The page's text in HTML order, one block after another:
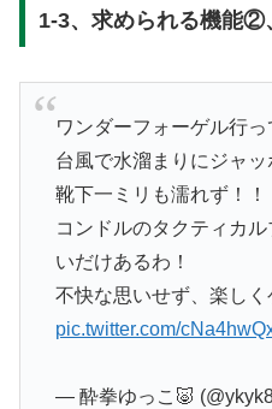
1-3、求められる機能②
ワンダーフォーゲル行っ
台風で水溜まりにジャ
靴下一ミリも濡れず！！
コンドルのタクティカ
いだけあるわ！
不快な思いせず、楽し
pic.twitter.com/
— 酔拳ゆっこ🐷